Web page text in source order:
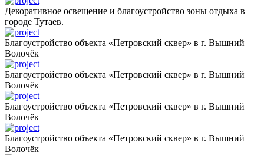
Декоративное освещение и благоустройство зоны отдыха в
городе Тутаев.
Благоустройство объекта «Петровский сквер» в г. Вышний
Волочёк
Благоустройство объекта «Петровский сквер» в г. Вышний
Волочёк
Благоустройство объекта «Петровский сквер» в г. Вышний
Волочёк
Благоустройство объекта «Петровский сквер» в г. Вышний
Волочёк